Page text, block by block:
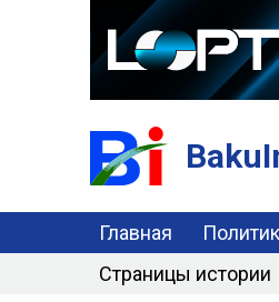
Главная
Страницы истории